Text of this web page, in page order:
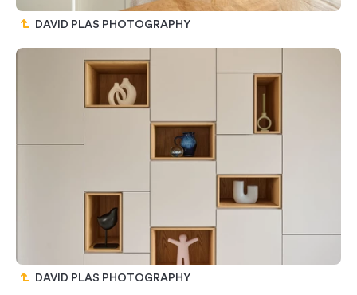
DAVID PLAS PHOTOGRAPHY
DAVID PLAS PHOTOGRAPHY